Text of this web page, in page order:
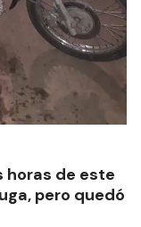
horas de este
pero quedó